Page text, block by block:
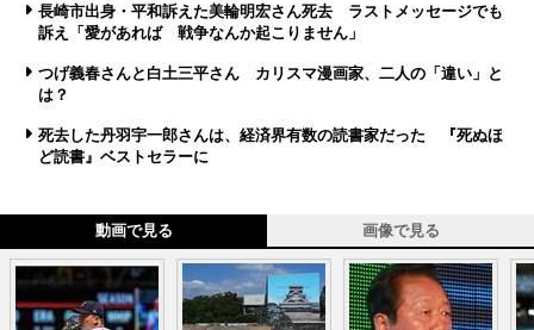
長崎市出身・平和訴えた美輪明宏さん死去 ラストメッセージでも
訴え「愛があれば 戦争なんか起こりません」
つげ義春さんと白土三平さん カリスマ漫画家、二人の「違い」と
は？
死去した丹羽宇一郎さんは、経済界有数の読書家だった 『死ぬほ
ど読書』ベストセラーに
動画で見る 画像で見る